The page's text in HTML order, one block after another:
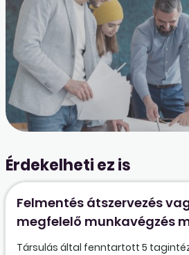
Érdekelheti ez is
Felmentés átszervezés
megfelelő munkavégzés
Társulás által fenntartott 5